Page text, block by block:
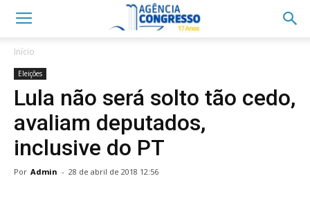
Início
Eleições
Lula não será solto tão cedo,
avaliam deputados,
inclusive do PT
Por Admin - 28 de abril de 2018 12:56